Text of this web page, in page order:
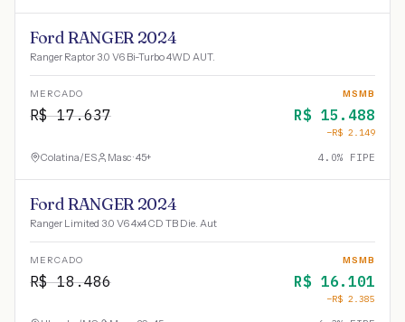
Ford RANGER 2024
Ranger Raptor 3.0 V6 Bi-Turbo 4WD AUT.
MERCADO
R$17.637
MSMB
R$ 15.488
−R$ 2.149
Colatina/ES Masc · 45+ 4.0% FIPE
Ford RANGER 2024
Ranger Limited 3.0 V6 4x4 CD TB Die. Aut
MERCADO
R$18.486
MSMB
R$ 16.101
−R$ 2.385